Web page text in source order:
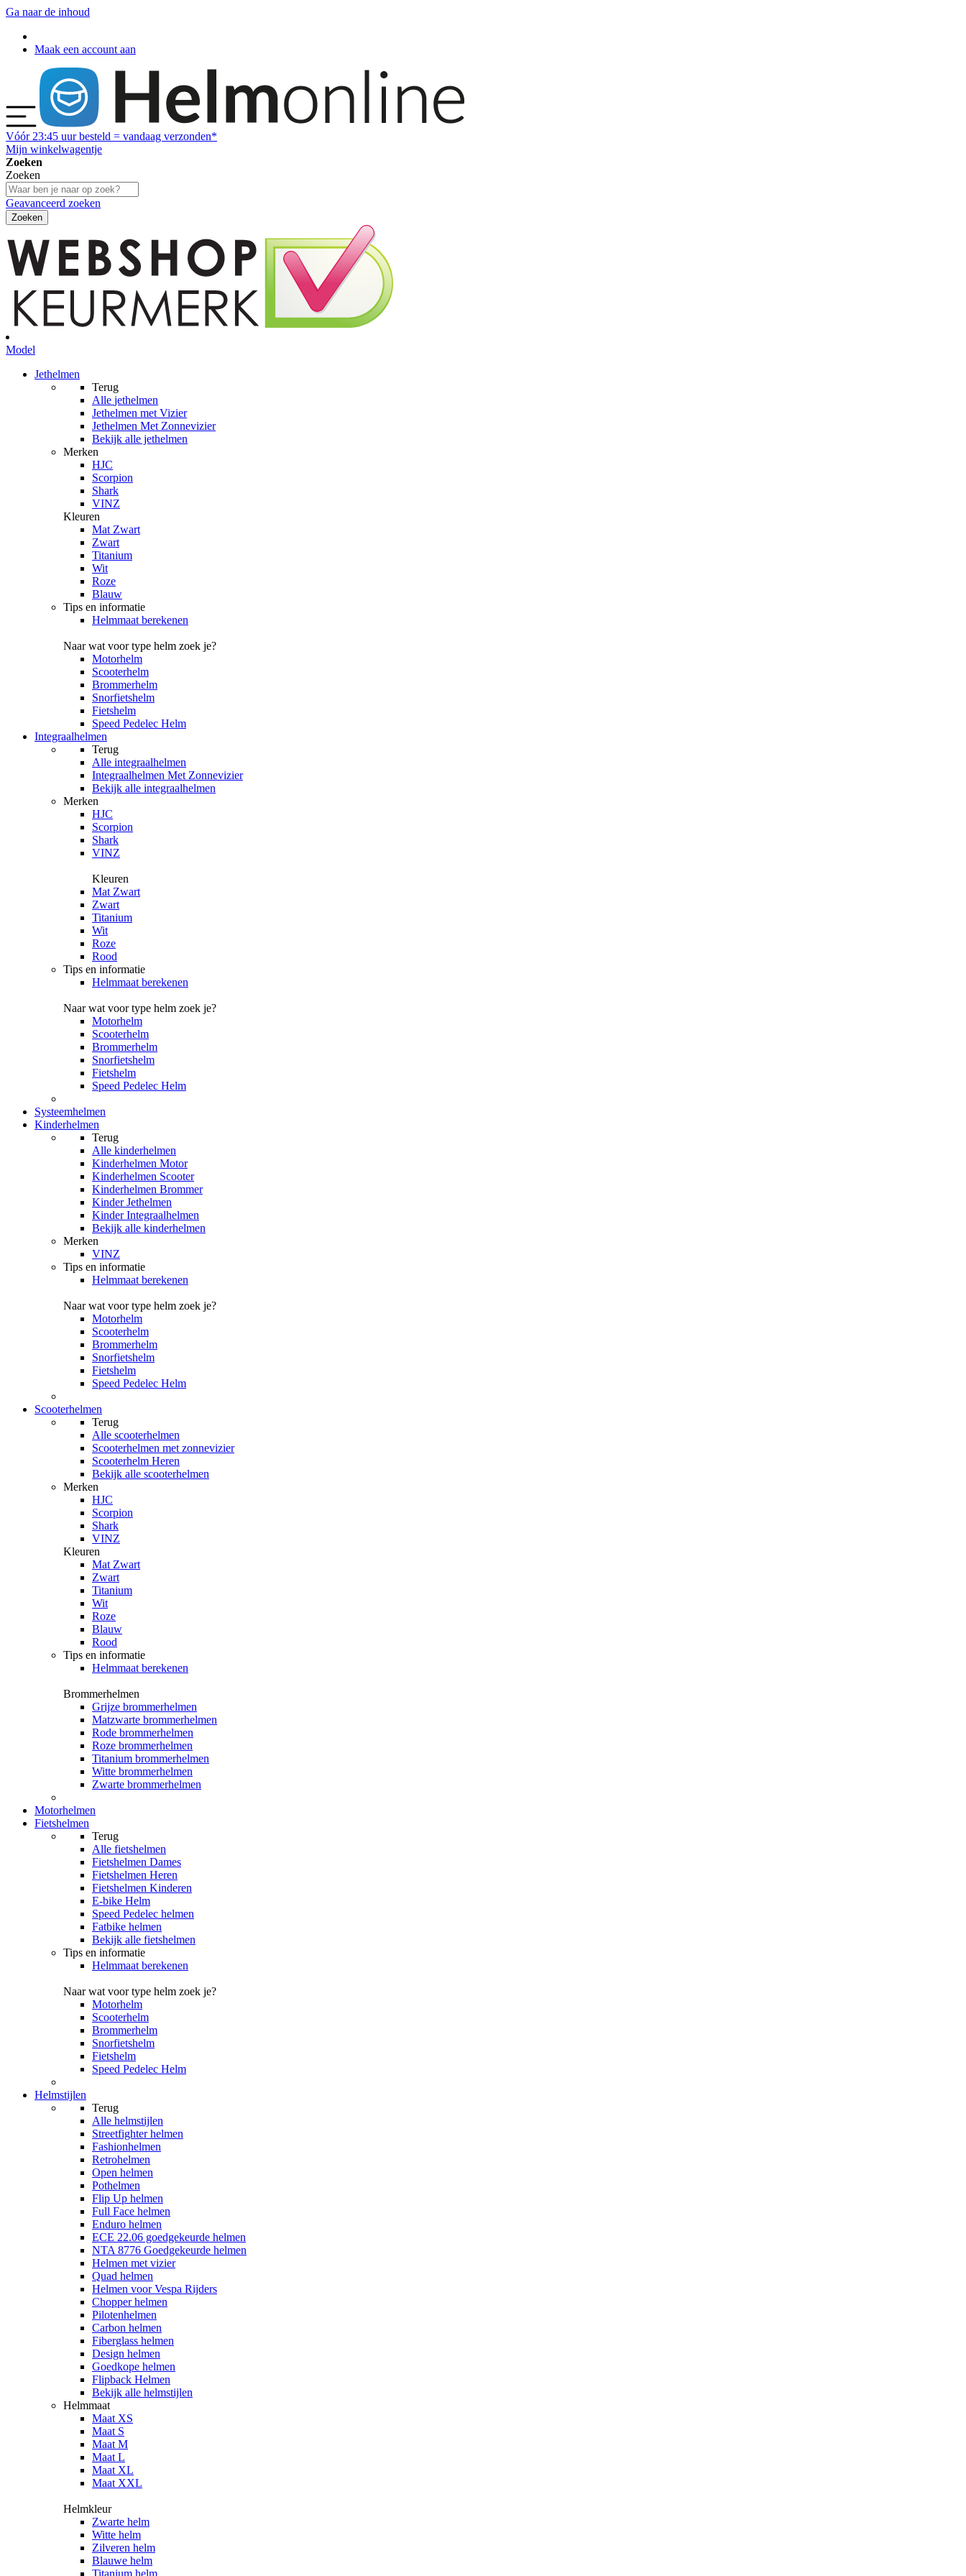
Ga naar de inhoud
Maak een account aan
Vóór 23:45 uur besteld = vandaag verzonden*
Mijn winkelwagentje
Zoeken
Zoeken
Geavanceerd zoeken
Zoeken
Model
Jethelmen
Terug
Alle jethelmen
Jethelmen met Vizier
Jethelmen Met Zonnevizier
Bekijk alle jethelmen
Merken
HJC
Scorpion
Shark
VINZ
Kleuren
Mat Zwart
Zwart
Titanium
Wit
Roze
Blauw
Tips en informatie
Helmmaat berekenen
Naar wat voor type helm zoek je?
Motorhelm
Scooterhelm
Brommerhelm
Snorfietshelm
Fietshelm
Speed Pedelec Helm
Integraalhelmen
Terug
Alle integraalhelmen
Integraalhelmen Met Zonnevizier
Bekijk alle integraalhelmen
Merken
HJC
Scorpion
Shark
VINZ
Kleuren
Mat Zwart
Zwart
Titanium
Wit
Roze
Rood
Tips en informatie
Helmmaat berekenen
Naar wat voor type helm zoek je?
Motorhelm
Scooterhelm
Brommerhelm
Snorfietshelm
Fietshelm
Speed Pedelec Helm
Systeemhelmen
Kinderhelmen
Terug
Alle kinderhelmen
Kinderhelmen Motor
Kinderhelmen Scooter
Kinderhelmen Brommer
Kinder Jethelmen
Kinder Integraalhelmen
Bekijk alle kinderhelmen
Merken
VINZ
Tips en informatie
Helmmaat berekenen
Naar wat voor type helm zoek je?
Motorhelm
Scooterhelm
Brommerhelm
Snorfietshelm
Fietshelm
Speed Pedelec Helm
Scooterhelmen
Terug
Alle scooterhelmen
Scooterhelmen met zonnevizier
Scooterhelm Heren
Bekijk alle scooterhelmen
Merken
HJC
Scorpion
Shark
VINZ
Kleuren
Mat Zwart
Zwart
Titanium
Wit
Roze
Blauw
Rood
Tips en informatie
Helmmaat berekenen
Brommerhelmen
Grijze brommerhelmen
Matzwarte brommerhelmen
Rode brommerhelmen
Roze brommerhelmen
Titanium brommerhelmen
Witte brommerhelmen
Zwarte brommerhelmen
Motorhelmen
Fietshelmen
Terug
Alle fietshelmen
Fietshelmen Dames
Fietshelmen Heren
Fietshelmen Kinderen
E-bike Helm
Speed Pedelec helmen
Fatbike helmen
Bekijk alle fietshelmen
Tips en informatie
Helmmaat berekenen
Naar wat voor type helm zoek je?
Motorhelm
Scooterhelm
Brommerhelm
Snorfietshelm
Fietshelm
Speed Pedelec Helm
Helmstijlen
Terug
Alle helmstijlen
Streetfighter helmen
Fashionhelmen
Retrohelmen
Open helmen
Pothelmen
Flip Up helmen
Full Face helmen
Enduro helmen
ECE 22.06 goedgekeurde helmen
NTA 8776 Goedgekeurde helmen
Helmen met vizier
Quad helmen
Helmen voor Vespa Rijders
Chopper helmen
Pilotenhelmen
Carbon helmen
Fiberglass helmen
Design helmen
Goedkope helmen
Flipback Helmen
Bekijk alle helmstijlen
Helmmaat
Maat XS
Maat S
Maat M
Maat L
Maat XL
Maat XXL
Helmkleur
Zwarte helm
Witte helm
Zilveren helm
Blauwe helm
Titanium helm